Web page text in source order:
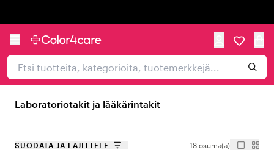
Laboratoriotakit ja lääkärintakit
SUODATA JA LAJITTELE 18 osuma(a)